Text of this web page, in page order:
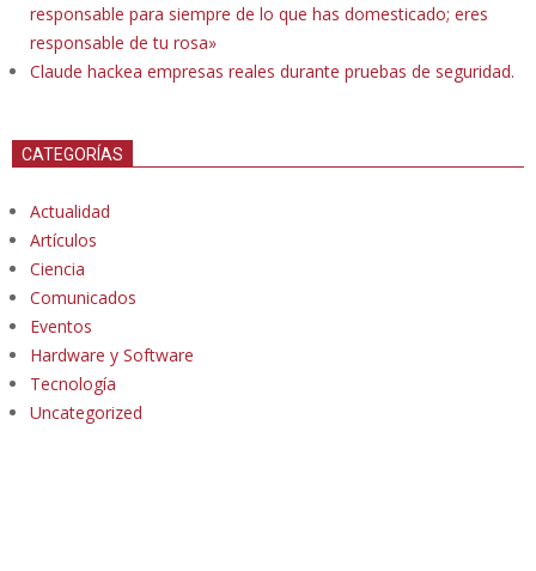
responsable para siempre de lo que has domesticado; eres
responsable de tu rosa»
Claude hackea empresas reales durante pruebas de seguridad.
CATEGORÍAS
Actualidad
Artículos
Ciencia
Comunicados
Eventos
Hardware y Software
Tecnología
Uncategorized